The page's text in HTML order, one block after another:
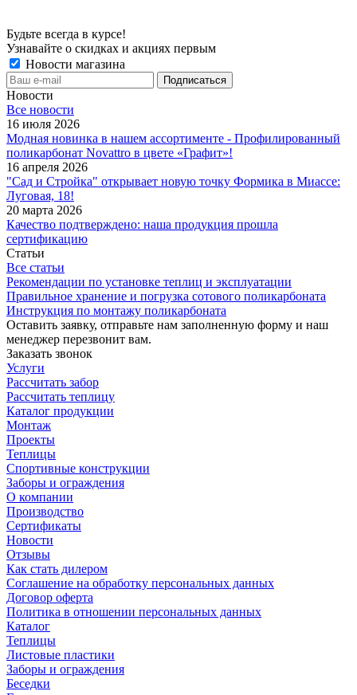
Будьте всегда в курсе!
Узнавайте о скидках и акциях первым
Новости магазина
Новости
Все новости
16 июля 2026
Модная новинка в нашем ассортименте - Профилированный
поликарбонат Novattro в цвете «Графит»!
16 апреля 2026
"Сад и Стройка" открывает новую точку Формика в Миассе:
Луговая, 18!
20 марта 2026
Качество подтверждено: наша продукция прошла
сертификацию
Статьи
Все статьи
Рекомендации по установке теплиц и эксплуатации
Правильное хранение и погрузка сотового поликарбоната
Инструкция по монтажу поликарбоната
Оставить заявку, отправьте нам заполненную форму и наш
менеджер перезвонит вам.
Заказать звонок
Услуги
Рассчитать забор
Рассчитать теплицу
Каталог продукции
Монтаж
Проекты
Теплицы
Спортивные конструкции
Заборы и ограждения
О компании
Производство
Сертификаты
Новости
Отзывы
Как стать дилером
Соглашение на обработку персональных данных
Договор оферта
Политика в отношении персональных данных
Каталог
Теплицы
Листовые пластики
Заборы и ограждения
Беседки